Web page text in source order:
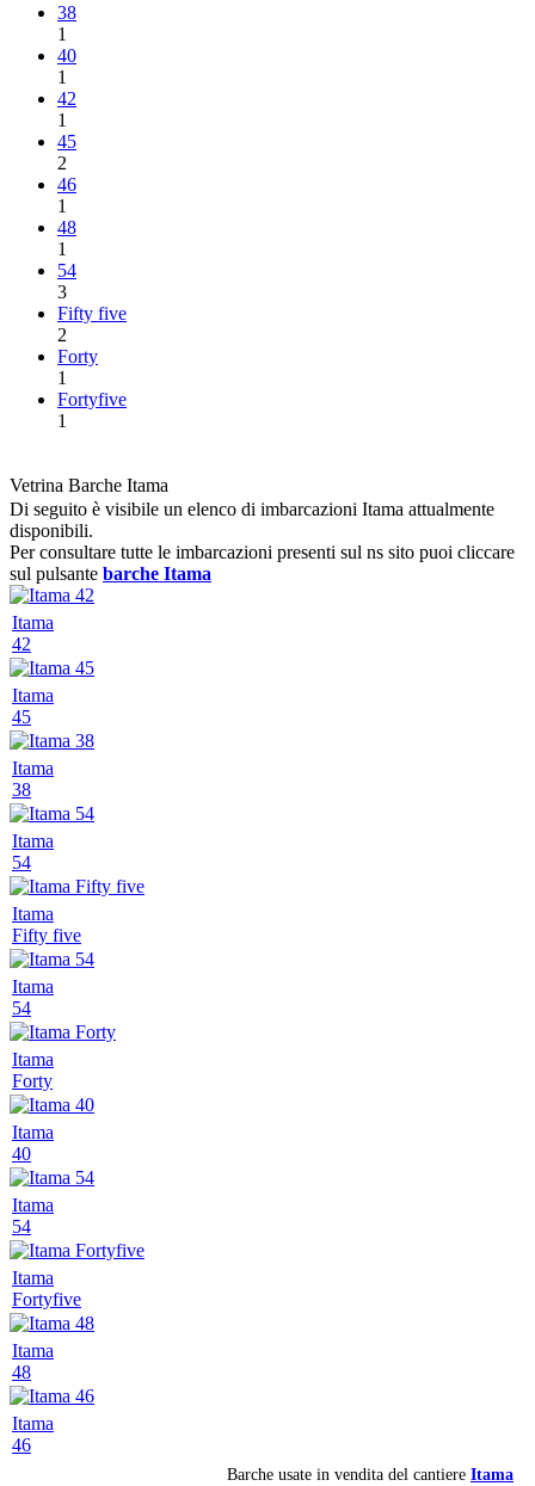
38
1
40
1
42
1
45
2
46
1
48
1
54
3
Fifty five
2
Forty
1
Fortyfive
1
Vetrina Barche Itama
Di seguito è visibile un elenco di imbarcazioni Itama attualmente
disponibili.
Per consultare tutte le imbarcazioni presenti sul ns sito puoi cliccare
sul pulsante barche Itama
Itama
42
Itama
45
Itama
38
Itama
54
Itama
Fifty five
Itama
54
Itama
Forty
Itama
40
Itama
54
Itama
Fortyfive
Itama
48
Itama
46
Barche usate in vendita del cantiere Itama